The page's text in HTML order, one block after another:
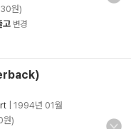
원)
고 변경
1994년 01월
원)